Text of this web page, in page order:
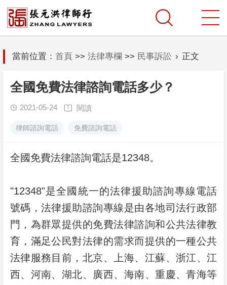
當前位置： 首頁>> 法律專欄 >> 民事訴訟 › 正文
全國免費法律諮詢電話多少？
 2021-05-24  閱讀
律師諮詢電話 免費諮詢電話
全國免費法律諮詢電話是12348。
"12348"是全國統一的法律援助諮詢專線電話
號碼，法律援助諮詢專線是由各地司法行政部
門，為群眾提供的免費法律諮詢和公共法律教
育，滿足公民對法律的需求而提供的一種公共
法律服務目前，北京、上海、江蘇、浙江、江
西、河南、湖北、廣西、海南、重慶、青海等